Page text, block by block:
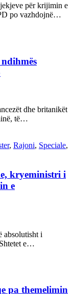
për krijimin e
po vazhdojnë…
dhe britanikët
të…
, Rajoni, Speciale,
kryeministri i
e
absolutisht i
e…
pa themelimin